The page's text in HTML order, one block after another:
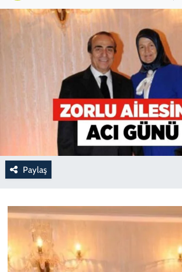
Paylaş